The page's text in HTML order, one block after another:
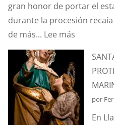
gran honor de portar el
durante la procesión
de más... Lee más:
¿CONOCÉIS
DEL
DE
por
En